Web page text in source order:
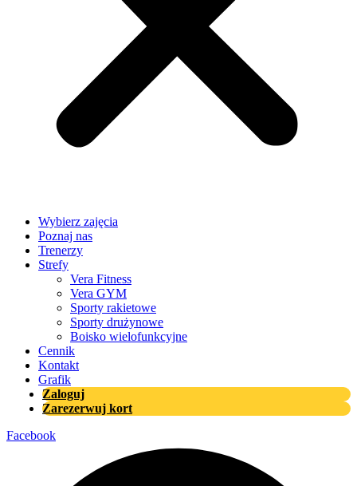
Wybierz zajęcia
Poznaj nas
Trenerzy
Strefy
Vera Fitness
Vera GYM
Sporty rakietowe
Sporty drużynowe
Boisko wielofunkcyjne
Cennik
Kontakt
Grafik
Zaloguj
Zarezerwuj kort
Facebook